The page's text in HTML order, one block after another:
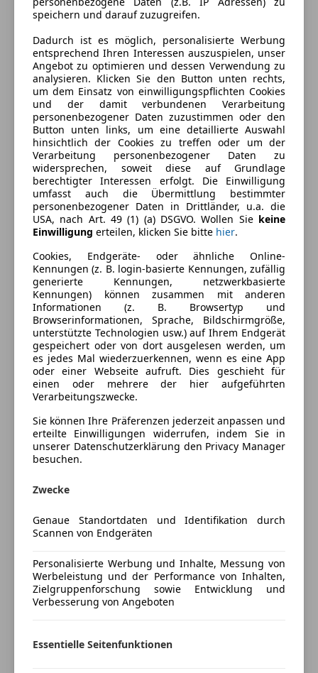
Energieverbrauch
Schadstoffklasse
Euro 4
Kraftstoff
Diesel
Kraftstoffverbrauch
5,50 l/100 km (komb.)
Ausstattung
Komfort
Berganfahrassistent
Einparkhilfe
Einparkhilfe Sensoren hinten
Elektrische Fensterheber
Elektrische Seitenspiegel
Klimaautomatik
Lichtsensor
Lordosenstütze
Multifunktionslenkrad
Navigationssystem
Regensensor
Sitzheizung
Tempomat
Mehr anzeigen
Außenfarbe
Schwarz
Lackierung
Innenausstattung
Fahrzeugbeschreibung
VERKAUFE oder TAUSCHE bestgepflegter - ohne
Service- und Reparaturstau Altea XL mit vielen Extras,
So + Wi Räder auf Alu, neue AnhVorr., JEDER TEST,
speichern und darauf zuzugreifen.
Dadurch ist es möglich, personalisierte Werbung
entsprechend Ihren Interessen auszuspielen, unser
Angebot zu optimieren und dessen Verwendung zu
analysieren. Klicken Sie den Button unten rechts,
um dem Einsatz von einwilligungspflichten Cookies
und der damit verbundenen Verarbeitung
personenbezogener Daten zuzustimmen oder den
Button unten links, um eine detaillierte Auswahl
hinsichtlich der Cookies zu treffen oder um der
Verarbeitung personenbezogener Daten zu
widersprechen, soweit diese auf Grundlage
berechtigter Interessen erfolgt. Die Einwilligung
umfasst auch die Übermittlung bestimmter
personenbezogener Daten in Drittländer, u.a. die
USA, nach Art. 49 (1) (a) DSGVO. Wollen Sie keine
Einwilligung erteilen, klicken Sie bitte hier.
Cookies, Endgeräte- oder ähnliche Online-
Kennungen (z. B. login-basierte Kennungen, zufällig
generierte Kennungen, netzwerkbasierte
Kennungen) können zusammen mit anderen
Informationen (z. B. Browsertyp und
Browserinformationen, Sprache, Bildschirmgröße,
unterstützte Technologien usw.) auf Ihrem Endgerät
gespeichert oder von dort ausgelesen werden, um
es jedes Mal wiederzuerkennen, wenn es eine App
oder einer Webseite aufruft. Dies geschieht für
einen oder mehrere der hier aufgeführten
Verarbeitungszwecke.
Sie können Ihre Präferenzen jederzeit anpassen und
erteilte Einwilligungen widerrufen, indem Sie in
unserer Datenschutzerklärung den Privacy Manager
besuchen.
Zwecke
Genaue Standortdaten und Identifikation durch
Scannen von Endgeräten
Personalisierte Werbung und Inhalte, Messung von
Werbeleistung und der Performance von Inhalten,
Zielgruppenforschung sowie Entwicklung und
Verbesserung von Angeboten
Essentielle Seitenfunktionen